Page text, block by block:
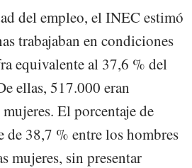
del empleo, el INEC estimó
trabajaban en condiciones
equivalente al 37,6 % del
ellas, 517.000 eran
El porcentaje de
38,7 % entre los hombres
mujeres, sin presentar